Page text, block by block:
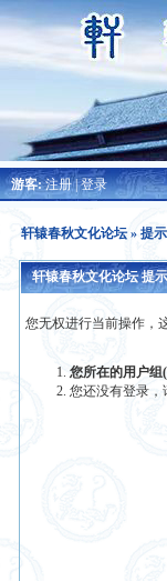
游客:注册|登录
轩辕春秋文化论坛» 提
轩辕春秋文化论坛 提
您无权进行当前操作，
您所在的用户组
您还没有登录，